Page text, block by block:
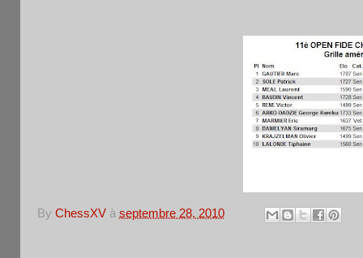
By ChessXV à septembre 28, 2010